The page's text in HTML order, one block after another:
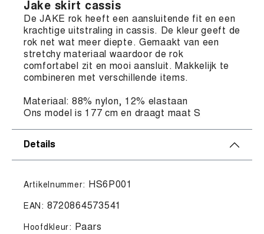
Jake skirt cassis
De JAKE rok heeft een aansluitende fit en een
krachtige uitstraling in cassis. De kleur geeft de
rok net wat meer diepte. Gemaakt van een
stretchy materiaal waardoor de rok
comfortabel zit en mooi aansluit. Makkelijk te
combineren met verschillende items.
Materiaal: 88% nylon, 12% elastaan
Ons model is 177 cm en draagt maat S
Details
Artikelnummer: HS6P001
EAN: 8720864573541
Hoofdkleur: Paars